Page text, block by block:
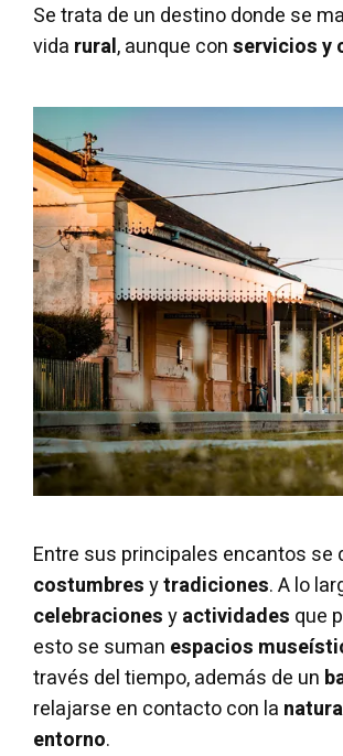
Se trata de un destino donde se
vida rural, aunque conservicios y
Entre sus principales encantos
costumbresytradiciones. A lo
celebracionesyactividades que
esto se suman espacios
través del tiempo, además de un
relajarse en contacto con la
entorno.